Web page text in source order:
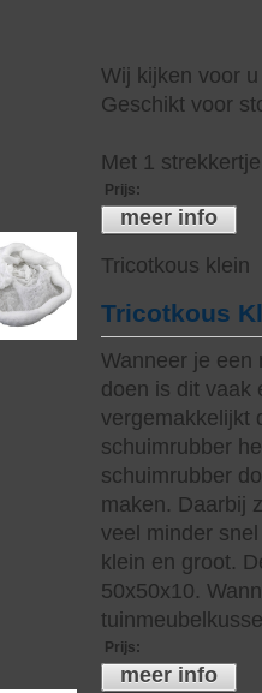
Wij kijken voor
Geschikt voor
Met 1
Prijs:
meer info
Tricotkous klein
Tricotkous
Wanneer je een
doen is dit vaak
vergemakkelijkt
schuimrubber
schuimrubber
maken. Daarbij
veel minder
klein en groot.
50x50x10.
Prijs:
meer info